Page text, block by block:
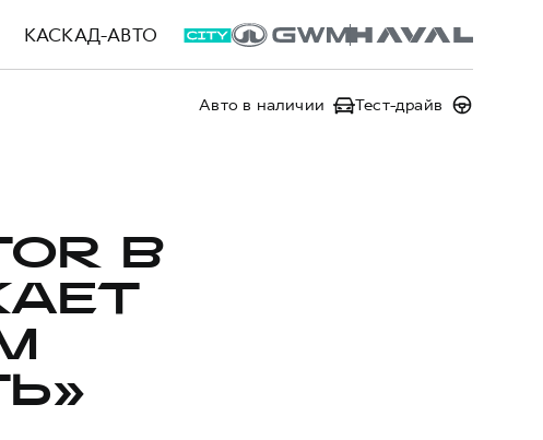
КАСКАД-АВТО
Авто в наличии Тест-драйв
В